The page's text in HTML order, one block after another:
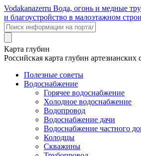
Vodakanazerru Вода, огонь и медные
и благоустройство в малоэтажном
Карта глубин
Российская карта глубин
Полезные советы
Водоснабжение
Горячее водоснабжение
Холодное водоснабжение
Водопровод
Водоснабжение дачи
Водоснабжение частного
Колодцы
Скважины